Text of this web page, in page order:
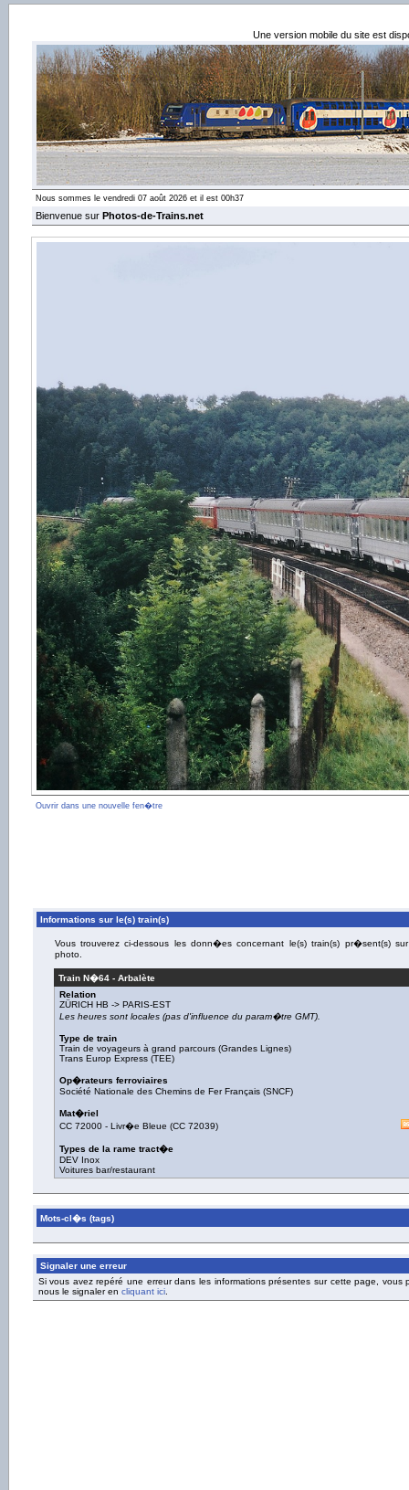
Une version mobile du site est
Nous sommes le vendredi 07 août 2026 et il est 00h37
Bienvenue sur Photos-de-Trains.net
Ouvrir dans une nouvelle fen�tre
Informations sur le(s) train(s)
Vous trouverez ci-dessous les donn�es concernant le(s) train(s) pr�sent(s)
photo.
Train N�64 - Arbalète
Relation
ZÜRICH HB -> PARIS-EST
Les heures sont locales (pas d'influence du param�tre GMT).
Type de train
Train de voyageurs à grand parcours (Grandes Lignes)
Trans Europ Express (TEE)
Op�rateurs ferroviaires
Société Nationale des Chemins de Fer Français (SNCF)
Mat�riel
CC 72000 - Livr�e Bleue (CC 72039)
Types de la rame tract�e
DEV Inox
Voitures bar/restaurant
Mots-cl�s (tags)
Signaler une erreur
Si vous avez repéré une erreur dans les informations présentes sur cette page, vous
nous le signaler en cliquant ici.